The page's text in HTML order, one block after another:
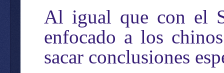
Al igual que con el
enfocado a los
sacar conclusiones